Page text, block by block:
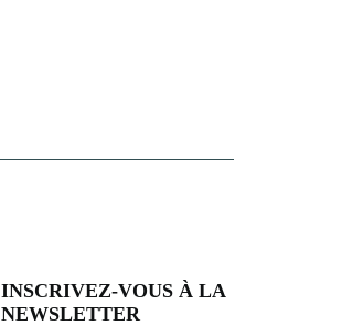
INSCRIVEZ-VOUS À LA
NEWSLETTER